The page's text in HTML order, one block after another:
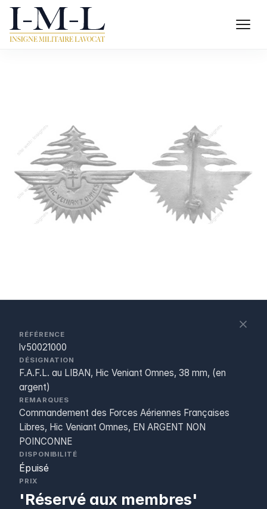
RÉFÉRENCE
lv50021000
DÉSIGNATION
F.A.F.L. au LIBAN, Hic Veniant Omnes, 38 mm, (en
argent)
REMARQUES
Commandement des Forces Aériennes Françaises
Libres, Hic Veniant Omnes, EN ARGENT NON
POINCONNE
DISPONIBILITÉ
Épuisé
PRIX
'Réservé aux membres'